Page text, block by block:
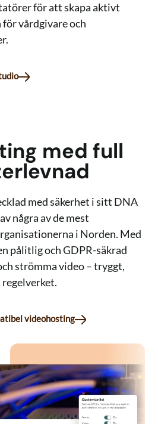
för att skapa aktivt
vårdgivare och
med full
med säkerhet i sitt DNA
några av de mest
i Norden. Med
pålitlig och GDPR-säkrad
strömma video – tryggt,
videohosting